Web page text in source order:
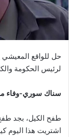
حل للواقع
لرئيس الحكومة
سناك سوري-وفاء
طفح الكيل، بجد